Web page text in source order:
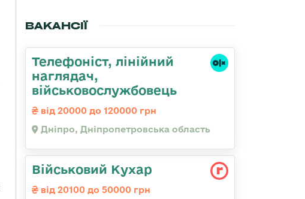
ВАКАНСІЇ
Телефоніст, лінійний
наглядач,
військовослужбовець
від 20000 до 120000 грн
Дніпро, Дніпропетровська область
Військовий Кухар
від 20100 до 50000 грн